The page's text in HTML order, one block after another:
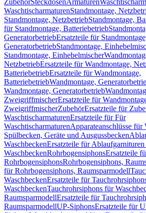
ZubehörSteckdosenArmaturen
WaschtischarmaturenStandmontage,
Standmontage, NetzbetriebStandmontage,
für Standmontage, Batteriebetrieb
GeneratorbetriebErsatzteile für
GeneratorbetriebStandmontage,
Standmontage, Einhebelmischer
NetzbetriebErsatzteile für Wandmontage,
BatteriebetriebErsatzteile für Wandmontage,
BatteriebetriebWandmontage,
Wandmontage, Generatorbetrieb
ZweigriffmischerErsatzteile für
ZweigriffmischerZubehörErsatzteile für
WaschtischarmaturenErsatzteile für Für
WaschtischarmaturenApparateanschlüsse für
Spülbecken, Geräte und Ausgussbecken
WaschbeckenErsatzteile für
WaschbeckenRohrbogensiphonsErsatzteile
RohrbogensiphonsRohrbogensiphons,
für Rohrbogensiphons, Raumsparmodell
WaschbeckenErsatzteile für
WaschbeckenTauchrohrsiphons für
RaumsparmodellErsatzteile für
RaumsparmodellUP-SiphonsErsatzteile für